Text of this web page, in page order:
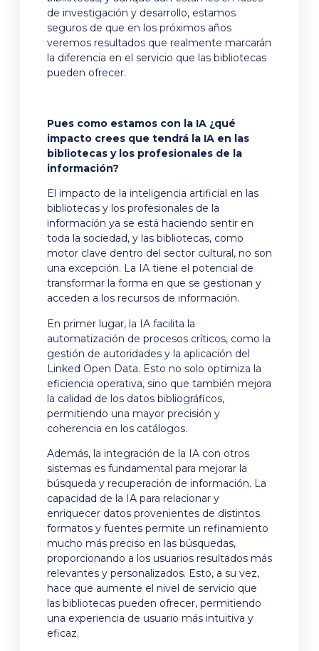
de investigación y desarrollo, estamos
seguros de que en los próximos años
veremos resultados que realmente marcarán
la diferencia en el servicio que las bibliotecas
pueden ofrecer.
Pues como estamos con la IA ¿qué
impacto crees que tendrá la IA en las
bibliotecas y los profesionales de la
información?
El impacto de la inteligencia artificial en las
bibliotecas y los profesionales de la
información ya se está haciendo sentir en
toda la sociedad, y las bibliotecas, como
motor clave dentro del sector cultural, no son
una excepción. La IA tiene el potencial de
transformar la forma en que se gestionan y
acceden a los recursos de información.
En primer lugar, la IA facilita la
automatización de procesos críticos, como la
gestión de autoridades y la aplicación del
Linked Open Data. Esto no solo optimiza la
eficiencia operativa, sino que también mejora
la calidad de los datos bibliográficos,
permitiendo una mayor precisión y
coherencia en los catálogos.
Además, la integración de la IA con otros
sistemas es fundamental para mejorar la
búsqueda y recuperación de información. La
capacidad de la IA para relacionar y
enriquecer datos provenientes de distintos
formatos y fuentes permite un refinamiento
mucho más preciso en las búsquedas,
proporcionando a los usuarios resultados más
relevantes y personalizados. Esto, a su vez,
hace que aumente el nivel de servicio que
las bibliotecas pueden ofrecer, permitiendo
una experiencia de usuario más intuitiva y
eficaz.